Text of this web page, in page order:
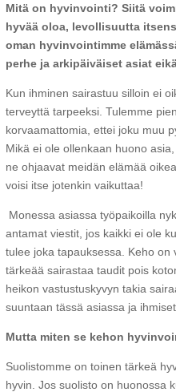
Mitä on hyvinvointi? Siitä
hyvää oloa, levollisuutta
oman hyvinvointimme
perhe ja arkipäiväiset asiat
Kun ihminen sairastuu silloin ei
terveyttä tarpeeksi. Tulemme
korvaamattomia, ettei joku muu
Mikä ei ole ollenkaan huono
ne ohjaavat meidän elämää
voisi itse jotenkin vaikuttaa!
Monessa asiassa työpaikoilla
antamat viestit, jos kaikki ei ole
tulee joka tapauksessa. Keho
tärkeää sairastaa taudit pois
heikon vastustuskyvyn takia
suuntaan tässä asiassa ja
Mutta miten se kehon
Suolistomme on toinen tärkeä
hyvin. Jos suolisto on huonossa